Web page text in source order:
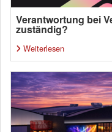
Verantwortung bei
zuständig?
Weiterlesen